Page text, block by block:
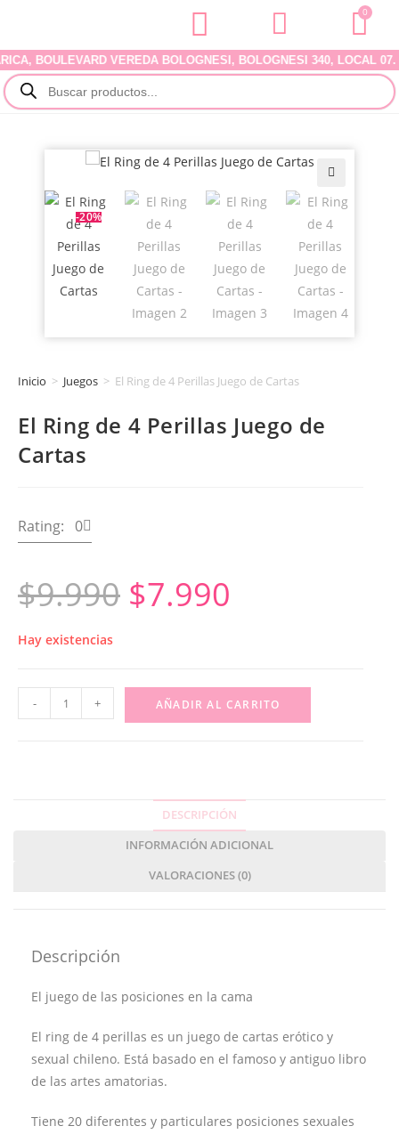
0
BOULEVARD VEREDA BOLOGNESI, BOLOGNESI 340, LOCAL
Inicio > Juegos > El Ring de 4 Perillas Juego de Cartas
El Ring de 4 Perillas Juego de
Cartas
Rating: 0
$9.990 $7.990
Hay existencias
- + AÑADIR AL CARRITO
-20%
🔍
DESCRIPCIÓN
INFORMACIÓN ADICIONAL
VALORACIONES (0)
Descripción
El juego de las posiciones en la cama
El ring de 4 perillas es un juego de cartas erótico y
sexual chileno. Está basado en el famoso y antiguo libro
de las artes amatorias.
Tiene 20 diferentes y particulares posiciones sexuales